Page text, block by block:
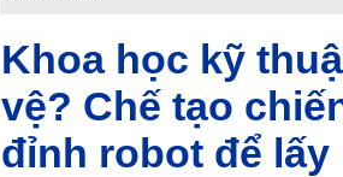
Khoa học kỹ
vệ? Chế tạo
đỉnh robot để lấy